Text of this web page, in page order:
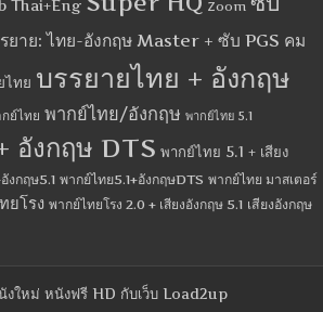
Thai+Eng Zoom
ยาย: ไทย-อังกฤษ Master + ซับ PGS คม
ไทย บรรยายไทย + อังกฤษ
ย์ไทย พากย์ไทย/อังกฤษ พากย์ไทย 5.1
อังกฤษ DTS พากย์ไทย 5.1 + เสียง
งกฤษ5.1 พากย์ไทย5.1+อังกฤษDTS พากย์ไทย มาสเตอร์
ยโรง พากย์ไทยโรง 2.0 + เสียงอังกฤษ 5.1 เสียงอังกฤษ
งใหม่ หนังฟรี HD กับเว็บ Load2up